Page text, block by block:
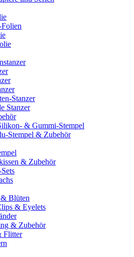
Stanzer
Stanzer
& Gummi-Stempel
Stempel & Zubehör
& Zubehör
Blüten
& Eyelets
& Zubehör
Flitter